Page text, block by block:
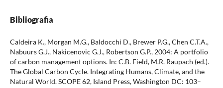
Bibliografia
Caldeira K., Morgan M.G., Baldocchi D., Brewer P.G., Chen C.T.A.,
Nabuurs G.J., Nakicenovic G.J., Robertson G.P., 2004: A portfolio
of carbon management options. In: C.B. Field, M.R. Raupach (ed.).
The Global Carbon Cycle. Integrating Humans, Climate, and the
Natural World. SCOPE 62, Island Press, Washington DC: 103–